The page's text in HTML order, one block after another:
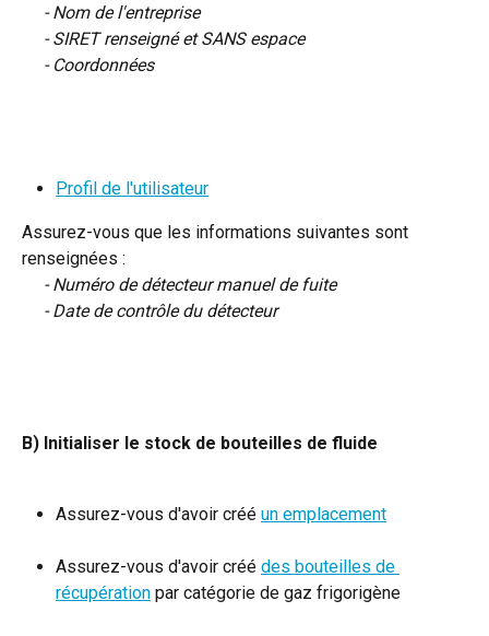
     - Nom de l'entreprise
     - SIRET renseigné et SANS espace
     - Coordonnées
Profil de l'utilisateur
Assurez-vous que les informations suivantes sont
renseignées :
     - Numéro de détecteur manuel de fuite
     - Date de contrôle du détecteur
B) Initialiser le stock de bouteilles de fluide
Assurez-vous d'avoir créé un emplacement
Assurez-vous d'avoir créé des bouteilles de
récupération par catégorie de gaz frigorigène